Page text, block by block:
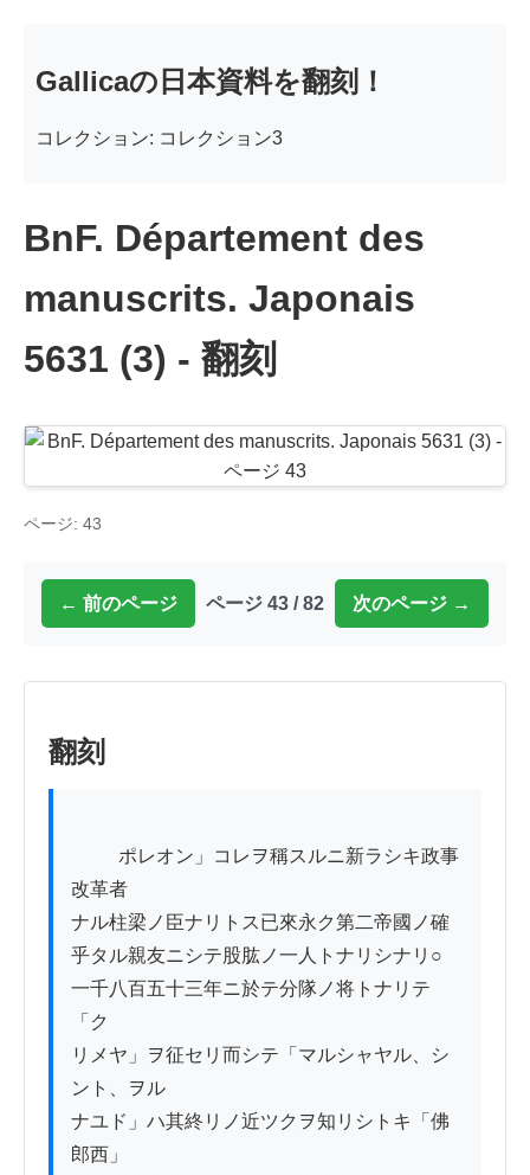
Gallicaの日本資料を翻刻！
コレクション: コレクション3
BnF. Département des
manuscrits. Japonais
5631 (3) - 翻刻
ページ: 43
← 前のページ ページ 43 / 82 次のページ →
翻刻
改革者
ナル柱梁ノ臣ナリトス已來永ク第二帝國ノ確
乎タル親友ニシテ股肱ノ一人トナリシナリ○
一千八百五十三年ニ於テ分隊ノ将トナリテ
「ク
リメヤ」ヲ征セリ而シテ「マルシャヤル、シ
ント、ヲル
ナユド」ハ其終リノ近ツクヲ知リシトキ「佛
郎西」